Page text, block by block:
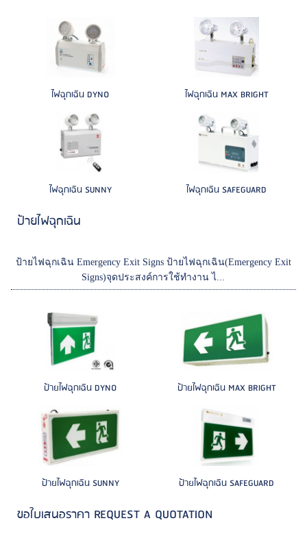
ไฟฉุกเฉิน DYNO ไฟฉุกเฉิน MAX BRIGHT
ไฟฉุกเฉิน SUNNY ไฟฉุกเฉิน SAFEGUARD
ป้ายไฟฉุกเฉิน
ป้ายไฟฉุกเฉิน Emergency Exit Signs ป้ายไฟฉุกเฉิน(Emergency Exit
Signs)จุดประสงค์การใช้ทำงาน ไ...
ป้ายไฟฉุกเฉิน DYNO ป้ายไฟฉุกเฉิน MAX BRIGHT
ป้ายไฟฉุกเฉิน SUNNY ป้ายไฟฉุกเฉิน SAFEGUARD
ขอใบเสนอราคา REQUEST A QUOTATION